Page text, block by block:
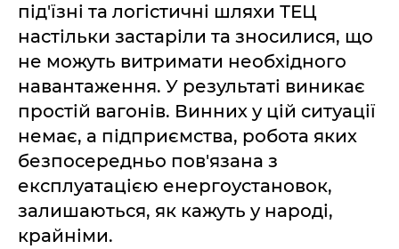
під'їзні та логістичні шляхи ТЕЦ
настільки застаріли та зносилися, що
не можуть витримати необхідного
навантаження. У результаті виникає
простій вагонів. Винних у цій ситуації
немає, а підприємства, робота яких
безпосередньо пов'язана з
експлуатацією енергоустановок,
залишаються, як кажуть у народі,
крайніми.